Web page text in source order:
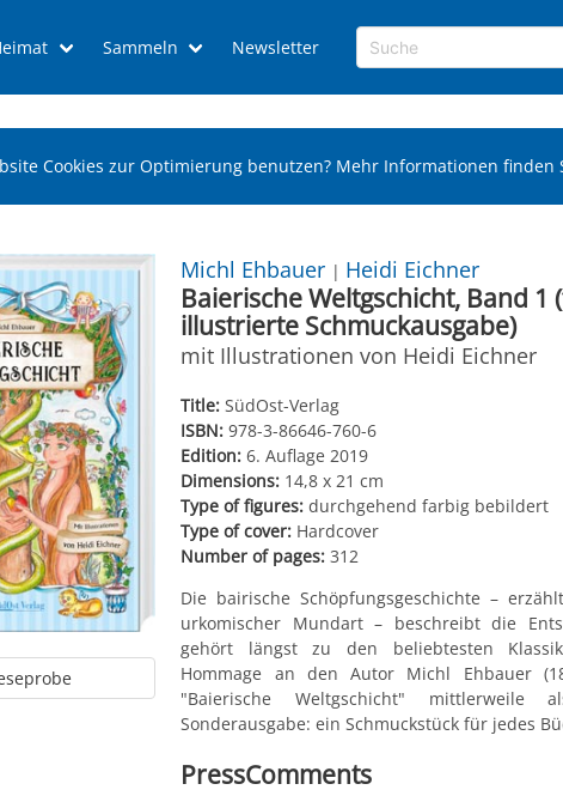
Sammeln Newsletter
Cookies zur Optimierung benutzen? Mehr Informationen finden
Michl Ehbauer | Heidi Eichner
Baierische Weltgschicht, Band 1
illustrierte Schmuckausgabe)
mit Illustrationen von Heidi Eichner
Title: SüdOst-Verlag
ISBN: 978-3-86646-760-6
Edition: 6. Auflage 2019
Dimensions: 14,8 x 21 cm
Type of figures: durchgehend farbig bebildert
Type of cover: Hardcover
Number of pages: 312
Die bairische Schöpfungsgeschichte –
urkomischer Mundart – beschreibt die
gehört längst zu den beliebtesten
Hommage an den Autor Michl Ehbauer
"Baierische Weltgschicht" mittlerweile
Sonderausgabe: ein Schmuckstück für jedes
PressComments